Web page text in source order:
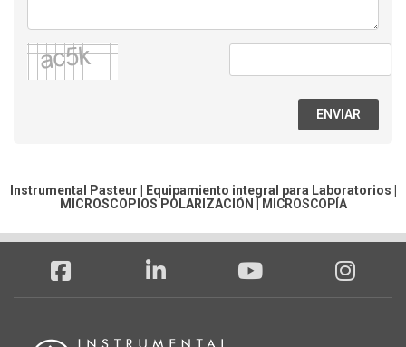
ENVIAR
Instrumental Pasteur | Equipamiento integral para Laboratorios |
MICROSCOPIOS POLARIZACIÓN
MICROSCOPÍA